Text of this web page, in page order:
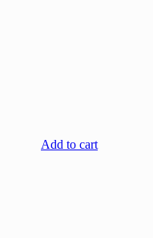
Add to cart